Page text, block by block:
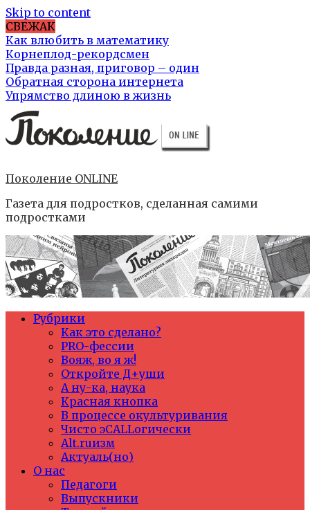
Skip to content
СВЕЖАК
Как влюбить в математику
Корнеплод-рекордсмен
Правда разная, приговор – один
Обратная сторона интернета
Упрямство длиною в жизнь
Поколение ONLINE
Газета для подростков, сделанная самими
подростками
Рубрики
Как это сделано?
PRO-фессии
Вояж, во я ж!
Откройте Д+уши
А ну-ка, наука
Красная кнопка
В процессе окультуривания
Чисто эCALLогически
Alt.ruизм
Актуаль(но)
О нас
Педагоги
Выпускники